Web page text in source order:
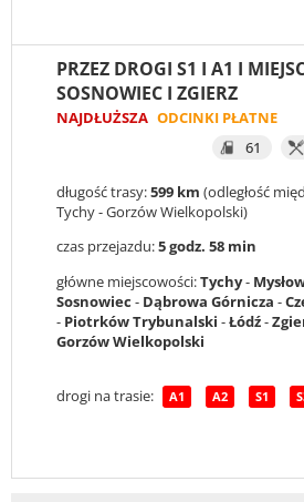
PRZEZ DROGI S1 I A1 I
SOSNOWIEC I ZGIERZ
NAJDŁUŻSZA ODCINKI PŁATNE
61
długość trasy:599 km (odległość
Tychy - Gorzów Wielkopolski)
czas przejazdu:5 godz. 58 min
główne miejscowości:Tychy-
Sosnowiec - Dąbrowa Górnicza -
- Piotrków Trybunalski -Łódź-
Gorzów Wielkopolski
drogi na trasie: A1 A2 S1